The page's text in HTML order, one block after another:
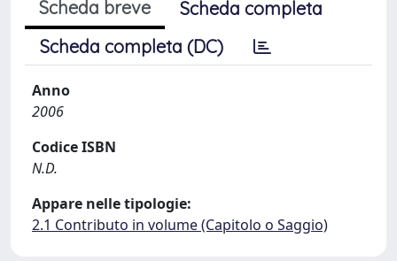
Scheda breve
Scheda completa
Scheda completa (DC)
Anno
2006
Codice ISBN
N.D.
Appare nelle tipologie:
2.1 Contributo in volume (Capitolo o Saggio)